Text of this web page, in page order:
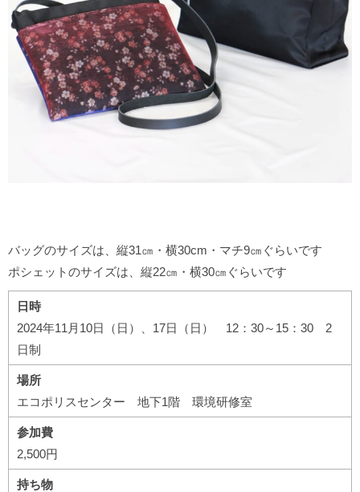
バッグのサイズは、縦31㎝・横30cm・マチ9㎝ぐらいです
ポシェットのサイズは、縦22㎝・横30㎝ぐらいです
日時
2024年11月10日（日）、17日（日） 12：30～15：30 2
日制
場所
エコポリスセンター 地下1階 環境研修室
参加費
2,500円
持ち物